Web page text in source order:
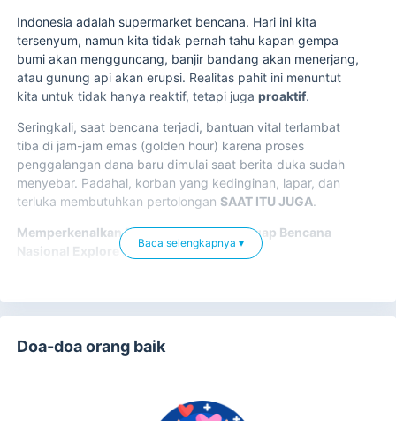
Indonesia adalah supermarket bencana. Hari ini kita
tersenyum, namun kita tidak pernah tahu kapan gempa
bumi akan mengguncang, banjir bandang akan menerjang,
atau gunung api akan erupsi. Realitas pahit ini menuntut
kita untuk tidak hanya reaktif, tetapi jugaproaktif.
Seringkali, saat bencana terjadi, bantuan vital terlambat
tiba di jam-jam emas (golden hour) karena proses
penggalangan dana baru dimulai saat berita duka sudah
menyebar. Padahal, korban yang kedinginan, lapar, dan
terluka membutuhkan pertolongan SAAT ITU JUGA.
Memperkenalkan Program TULUS Tanggap Bencana
Nasional Explore Humanity
tiba secepat kilat, Explore Humanity meluncurkan
programTULUS.
TULUS adalah inisiatif penggalangan
Baca selengkapnya ▾
Doa-doa orang baik